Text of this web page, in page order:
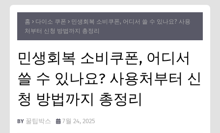
홈 다이소 쿠폰
민생회복 소비쿠폰, 어디서 쓸 수 있나요? 사용
처부터 신청 방법까지 총정리
민생회복 소비쿠폰, 어디서
쓸 수 있나요? 사용처부터 신
청 방법까지 총정리
꿀팁박스 7월 24, 2025